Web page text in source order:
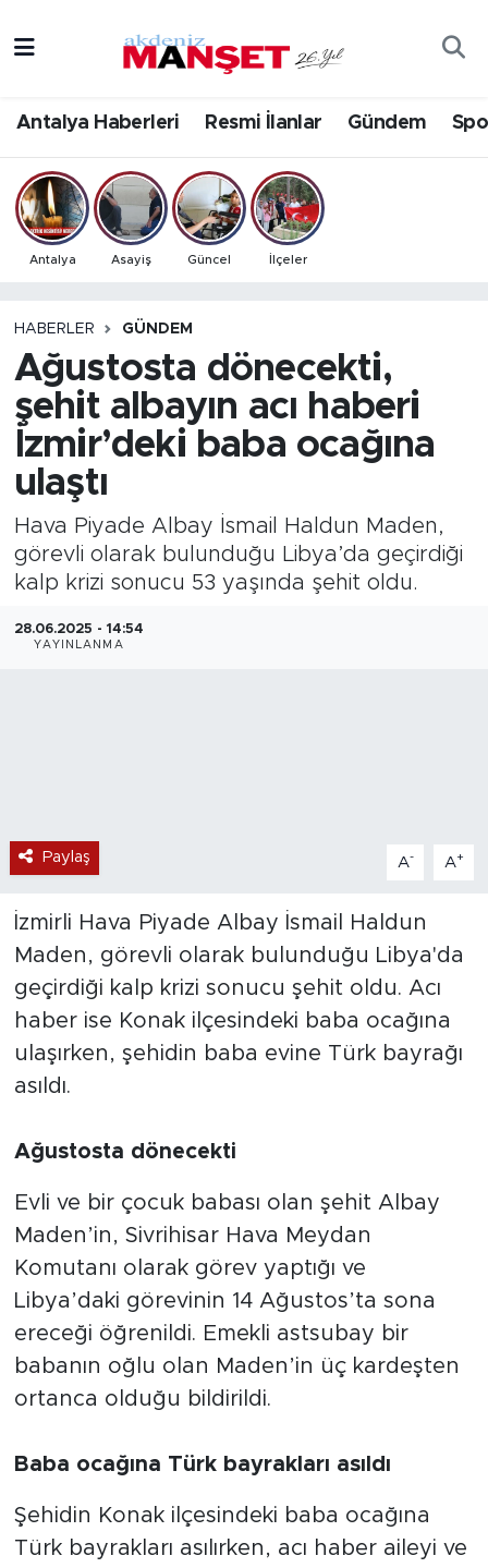
Antalya Haberleri Resmi İlanlar Gündem
Antalya Asayiş Güncel İlçeler
HABERLER GÜNDEM
Ağustosta dönecekti,
şehit albayın acı haberi
İzmir’deki baba ocağına
ulaştı
Hava Piyade Albay İsmail Haldun Maden,
görevli olarak bulunduğu Libya’da geçirdiği
kalp krizi sonucu 53 yaşında şehit oldu.
28.06.2025 - 14:54
YAYINLANMA
Paylaş A- A+
İzmirli Hava Piyade Albay İsmail Haldun
Maden, görevli olarak bulunduğu Libya'da
geçirdiği kalp krizi sonucu şehit oldu. Acı
haber ise Konak ilçesindeki baba ocağına
ulaşırken, şehidin baba evine Türk bayrağı
asıldı.
Ağustosta dönecekti
Evli ve bir çocuk babası olan şehit Albay
Maden’in, Sivrihisar Hava Meydan
Komutanı olarak görev yaptığı ve
Libya’daki görevinin 14 Ağustos’ta sona
ereceği öğrenildi. Emekli astsubay bir
babanın oğlu olan Maden’in üç kardeşten
ortanca olduğu bildirildi.
Baba ocağına Türk bayrakları asıldı
Şehidin Konak ilçesindeki baba ocağına
Türk bayrakları asılırken, acı haber aileyi ve
Bilim & Teknoloji
Eğitim
Ekonomi
Gündem
İlçeler
Kültür- Sanat
Magazin
Özel Haber
Politika
Turizm
Antalya Hava Durumu
Antalya Namaz Vakitleri
Antalya Trafik Yoğunluk Haritası
Tüm Manşetler
Son Dakika Haberleri
Haber Arşivi